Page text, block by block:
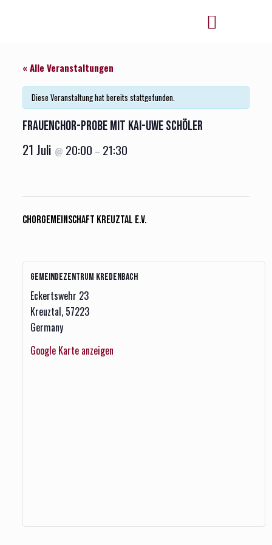
« Alle Veranstaltungen
Diese Veranstaltung hat bereits stattgefunden.
Frauenchor-Probe mit Kai-Uwe Schöler
21 Juli @ 20:00 – 21:30
Chorgemeinschaft Kreuztal e.V.
Gemeindezentrum Kredenbach
Eckertswehr 23
Kreuztal, 57223
Germany
Google Karte anzeigen